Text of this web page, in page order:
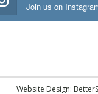
Join us on
Website Design: